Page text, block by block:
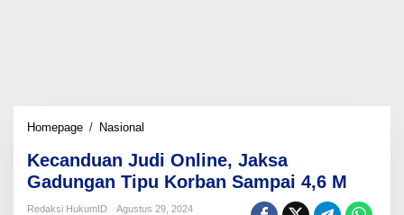
Homepage / Nasional
Online,
Jaksa
Gadungan
Tipu
Kecanduan Judi Online, Jaksa
Gadungan Tipu Korban Sampai 4,6 M
Redaksi HukumID
Agustus 29, 2024